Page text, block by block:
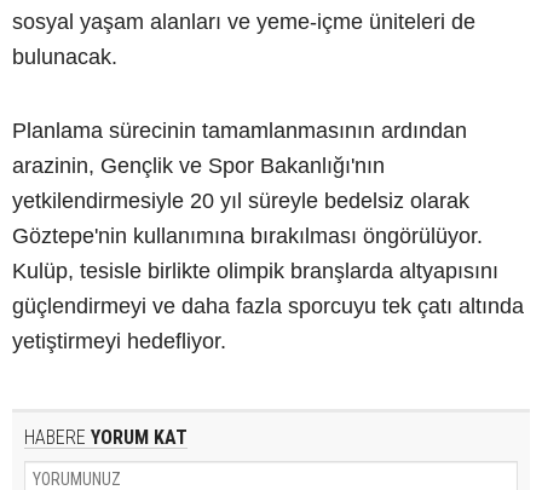
sosyal yaşam alanları ve yeme-içme üniteleri de
bulunacak.
Planlama sürecinin tamamlanmasının ardından
arazinin, Gençlik ve Spor Bakanlığı'nın
yetkilendirmesiyle 20 yıl süreyle bedelsiz olarak
Göztepe'nin kullanımına bırakılması öngörülüyor.
Kulüp, tesisle birlikte olimpik branşlarda altyapısını
güçlendirmeyi ve daha fazla sporcuyu tek çatı altında
yetiştirmeyi hedefliyor.
HABERE YORUM KAT